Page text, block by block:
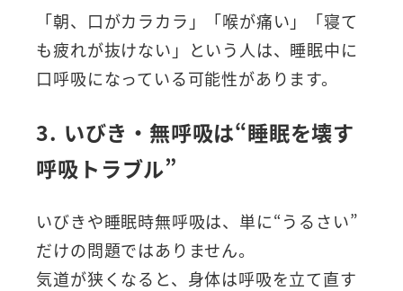
「朝、口がカラカラ」「喉が痛い」「寝て
も疲れが抜けない」という人は、睡眠中に
口呼吸になっている可能性があります。
3. いびき・無呼吸は“睡眠を壊す
呼吸トラブル”
いびきや睡眠時無呼吸は、単に“うるさい”
だけの問題ではありません。
気道が狭くなると、身体は呼吸を立て直す